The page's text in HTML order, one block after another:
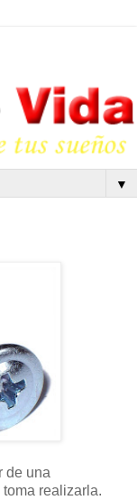
▼
de una
realizarla.